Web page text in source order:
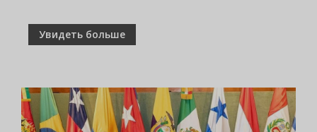
Увидеть больше